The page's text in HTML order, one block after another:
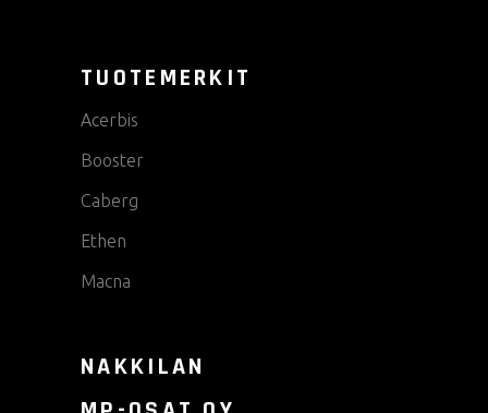
TUOTEMERKIT
Acerbis
Booster
Caberg
Ethen
Macna
NAKKILAN